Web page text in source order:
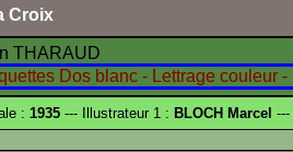
Croix
THARAUD
: 1935 --- Illustrateur 1 : BLOCH Marcel ---